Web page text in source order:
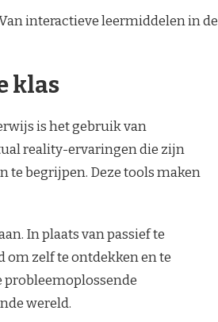
interactieve leermiddelen in de
klas
is het gebruik van
reality-ervaringen die zijn
te begrijpen. Deze tools maken
In plaats van passief te
zelf te ontdekken en te
probleemoplossende
wereld.